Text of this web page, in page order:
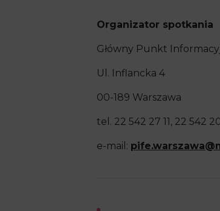
Organizator spotkania
Główny Punkt
Ul. Inflancka 4
00-189 Warszawa
tel. 22 542 27 11, 22 542
e-mail: